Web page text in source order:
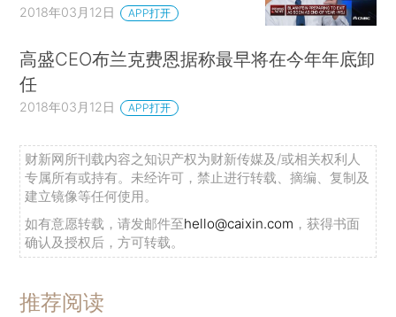
2018年03月12日 APP打开
高盛CEO布兰克费恩据称最早将在今年年底卸
任
2018年03月12日 APP打开
财新网所刊载内容之知识产权为财新传媒及/或相关权利人
专属所有或持有。未经许可，禁止进行转载、摘编、复制及
建立镜像等任何使用。
如有意愿转载，请发邮件至hello@caixin.com ，获得书面
确认及授权后，方可转载。
推荐阅读